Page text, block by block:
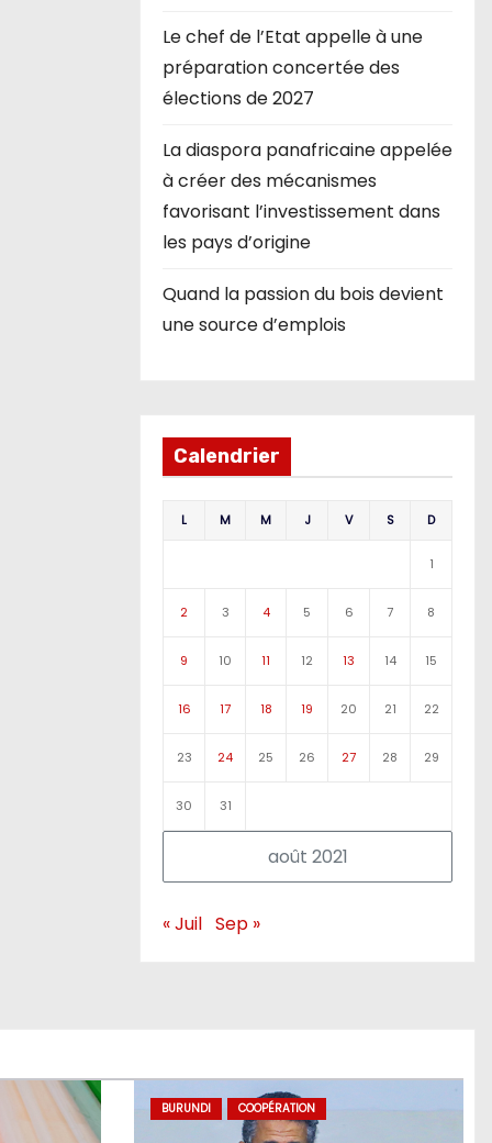
Le chef de l’Etat appelle à une
préparation concertée des
élections de 2027
La diaspora panafricaine appelée
à créer des mécanismes
favorisant l’investissement dans
les pays d’origine
Quand la passion du bois devient
une source d’emplois
Calendrier
août 2021
L M M J V S D
1
2 3 4 5 6 7 8
9 10 11 12 13 14 15
16 17 18 19 20 21 22
23 24 25 26 27 28 29
30 31
« Juil Sep »
BURUNDI COOPÉRATION